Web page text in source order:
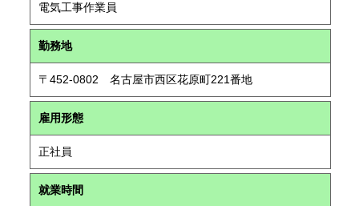
電気工事作業員
勤務地
〒452-0802 名古屋市西区花原町221番地
雇用形態
正社員
就業時間